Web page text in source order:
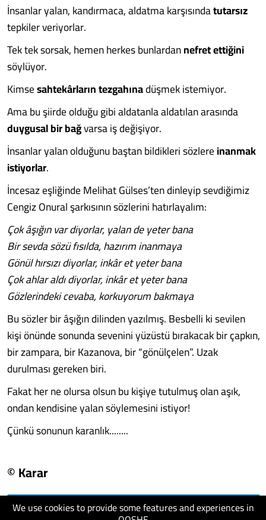
We use cookies to provide some features and experiences in
İnsanlar yalan, kandırmaca, aldatma karşısındatutarsız
tepkiler veriyorlar.
Tek tek sorsak, hemen herkes bunlardannefret ettiğini
söylüyor.
Kimsesahtekârların tezgahınadüşmek istemiyor.
Ama bu şiirde olduğu gibi aldatanla aldatılan arasında
duygusal bir bağvarsa iş değişiyor.
İnsanlar yalan olduğunu baştan bildikleri sözlereinanmak
istiyorlar.
İncesaz eşliğinde Melihat Gülses’ten dinleyip sevdiğimiz
Cengiz Onural şarkısının sözlerini hatırlayalım:
Çok âşığın var diyorlar, yalan de yeter bana
Bir sevda sözü fısılda, hazırım inanmaya
Gönül hırsızı diyorlar, inkâr et yeter bana
Çok ahlar aldı diyorlar, inkâr et yeter bana
Gözlerindeki cevaba, korkuyorum bakmaya
Bu sözler bir âşığın dilinden yazılmış. Besbelli ki sevilen
kişi önünde sonunda sevenini yüzüstü bırakacak bir çapkın,
bir zampara, bir Kazanova, bir “gönülçelen”. Uzak
durulması gereken biri.
Fakat her ne olursa olsun bu kişiye tutulmuş olan aşık,
ondan kendisine yalan söylemesini istiyor!
Çünkü sonunun karanlık........
© Karar